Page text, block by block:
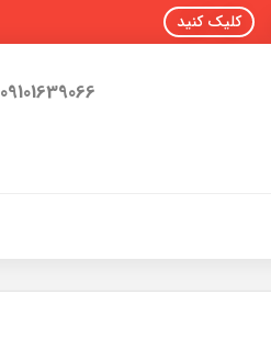
کلیک کنید
09101639066